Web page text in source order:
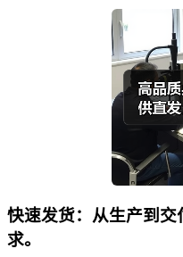
快速发货：从生产到
求。